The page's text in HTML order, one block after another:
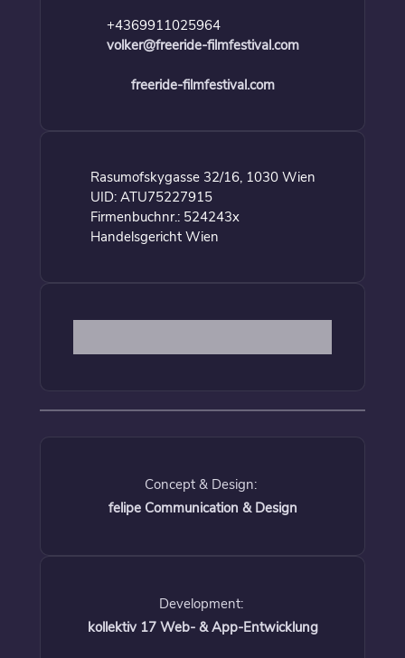
+4369911025964
volker@freeride-filmfestival.com
freeride-filmfestival.com
Rasumofskygasse 32/16, 1030 Wien
UID: ATU75227915
Firmenbuchnr.: 524243x
Handelsgericht Wien
Concept & Design:
felipe Communication & Design
Development:
kollektiv 17 Web- & App-Entwicklung